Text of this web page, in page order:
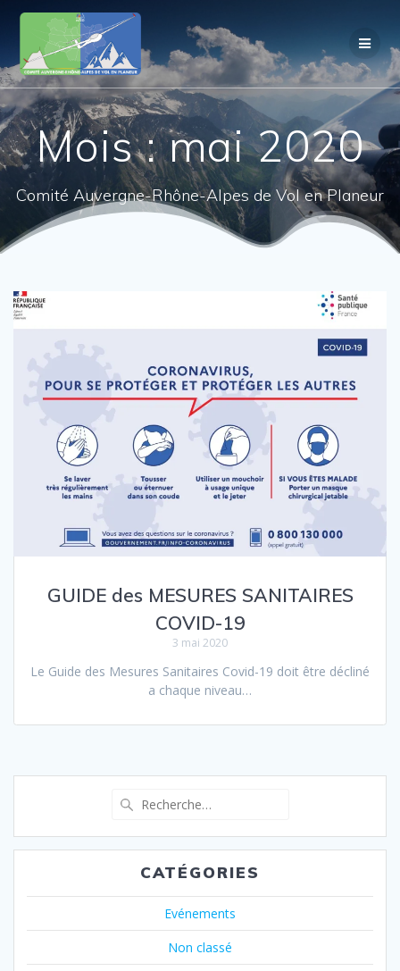
au
contenu
Mois :mai 2020
Comité Auvergne-Rhône-Alpes de Vol en Planeur
GUIDE des MESURES SANITAIRES
COVID-19
3 mai 2020
Le Guide des Mesures Sanitaires Covid-19 doit être décliné
a chaque niveau…
pour
:
CATÉGORIES
Evénements
Non classé